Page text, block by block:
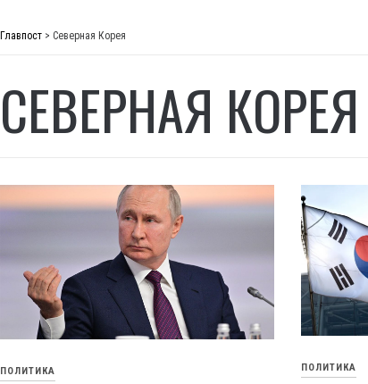
Главпост > Северная Корея
СЕВЕРНАЯ КОРЕЯ
ПОЛИТИКА ПОЛИТИКА